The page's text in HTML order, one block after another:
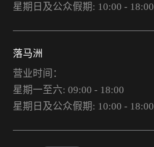
星期日及公众假期: 10:00 - 18:00
落马洲
营业时间：
星期一至六: 09:00 - 18:00
星期日及公众假期: 10:00 - 18:00